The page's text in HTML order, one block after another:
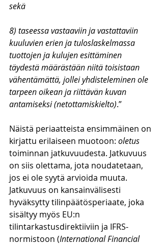
sekä
8) taseessa vastaaviin ja vastattaviin
kuuluvien erien ja tuloslaskelmassa
tuottojen ja kulujen esittäminen
täydestä määrästään niitä toisistaan
vähentämättä, jollei yhdisteleminen ole
tarpeen oikean ja riittävän kuvan
antamiseksi (netottamiskielto).”
Näistä periaatteista ensimmäinen on
kirjattu erilaiseen muotoon: oletus
toiminnan jatkuvuudesta. Jatkuvuus
on siis olettama, jota noudatetaan,
jos ei ole syytä arvioida muuta.
Jatkuvuus on kansainvälisesti
hyväksytty tilinpäätösperiaate, joka
sisältyy myös EU:n
tilintarkastusdirektiiviin ja IFRS-
normistoon (International Financial